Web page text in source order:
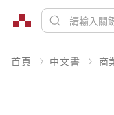
首頁 中文書 商